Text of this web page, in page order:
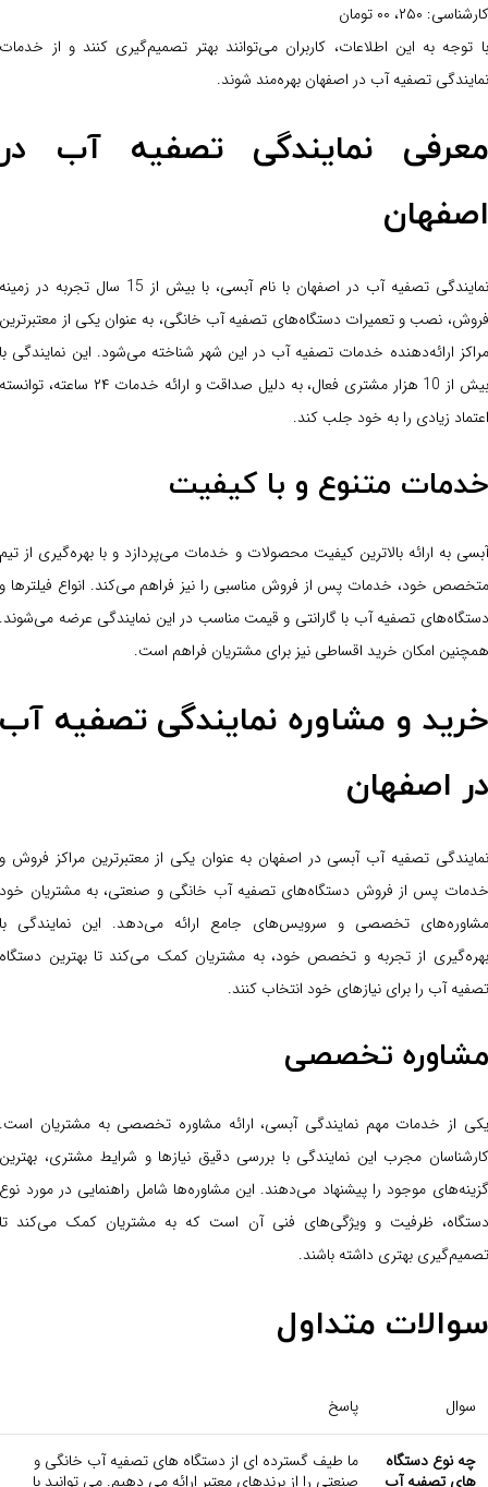
کارشناسی: ۲۵۰، ۰۰ تومان
با توجه به این اطلاعات، کاربران می‌توانند بهتر تصمیم‌گیری کنند و از خدمات
نمایندگی تصفیه آب در اصفهان بهره‌مند شوند.
معرفی نمایندگی تصفیه آب در
اصفهان
نمایندگی تصفیه آب در اصفهان با نام آبسی، با بیش از 15 سال تجربه در زمینه
فروش، نصب و تعمیرات دستگاه‌های تصفیه آب خانگی، به عنوان یکی از معتبرترین
مراکز ارائه‌دهنده خدمات تصفیه آب در این شهر شناخته می‌شود. این نمایندگی با
بیش از 10 هزار مشتری فعال، به دلیل صداقت و ارائه خدمات ۲۴ ساعته، توانسته
اعتماد زیادی را به خود جلب کند.
خدمات متنوع و با کیفیت
آبسی به ارائه بالاترین کیفیت محصولات و خدمات می‌پردازد و با بهره‌گیری از تیم
متخصص خود، خدمات پس از فروش مناسبی را نیز فراهم می‌کند. انواع فیلترها و
دستگاه‌های تصفیه آب با گارانتی و قیمت مناسب در این نمایندگی عرضه می‌شوند.
همچنین امکان خرید اقساطی نیز برای مشتریان فراهم است.
خرید و مشاوره نمایندگی تصفیه آب
در اصفهان
نمایندگی تصفیه آب آبسی در اصفهان به عنوان یکی از معتبرترین مراکز فروش و
خدمات پس از فروش دستگاه‌های تصفیه آب خانگی و صنعتی، به مشتریان خود
مشاوره‌های تخصصی و سرویس‌های جامع ارائه می‌دهد. این نمایندگی با
بهره‌گیری از تجربه و تخصص خود، به مشتریان کمک می‌کند تا بهترین دستگاه
تصفیه آب را برای نیازهای خود انتخاب کنند.
مشاوره تخصصی
یکی از خدمات مهم نمایندگی آبسی، ارائه مشاوره تخصصی به مشتریان است.
کارشناسان مجرب این نمایندگی با بررسی دقیق نیازها و شرایط مشتری، بهترین
گزینه‌های موجود را پیشنهاد می‌دهند. این مشاوره‌ها شامل راهنمایی در مورد نوع
دستگاه، ظرفیت و ویژگی‌های فنی آن است که به مشتریان کمک می‌کند تا
تصمیم‌گیری بهتری داشته باشند.
سوالات متداول
سوال پاسخ
چه نوع دستگاه
های تصفیه آب
ما طیف گسترده ای از دستگاه های تصفیه آب خانگی و
صنعتی را از برندهای معتبر ارائه می دهیم. می توانید با